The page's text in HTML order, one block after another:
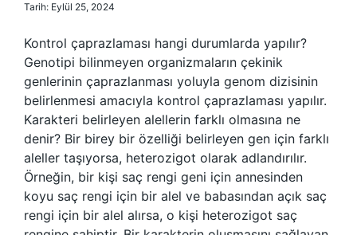
Tarih: Eylül 25, 2024
Kontrol çaprazlaması hangi durumlarda yapılır?
Genotipi bilinmeyen organizmaların çekinik
genlerinin çaprazlanması yoluyla genom dizisinin
belirlenmesi amacıyla kontrol çaprazlaması yapılır.
Karakteri belirleyen alellerin farklı olmasına ne
denir? Bir birey bir özelliği belirleyen gen için farklı
aleller taşıyorsa, heterozigot olarak adlandırılır.
Örneğin, bir kişi saç rengi geni için annesinden
koyu saç rengi için bir alel ve babasından açık saç
rengi için bir alel alırsa, o kişi heterozigot saç